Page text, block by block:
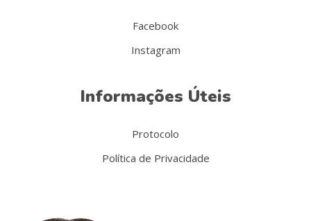
Facebook
Instagram
Informações Úteis
Protocolo
Política de Privacidade